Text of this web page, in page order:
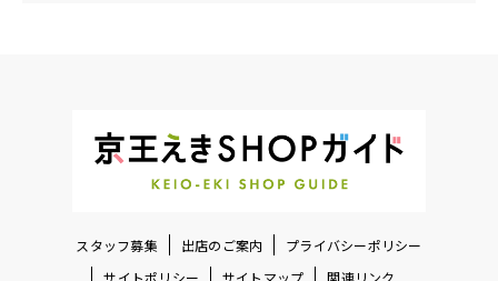
スタッフ募集 出店のご案内
プライバシーポリシー
サイトポリシー
サイトマップ 関連リンク